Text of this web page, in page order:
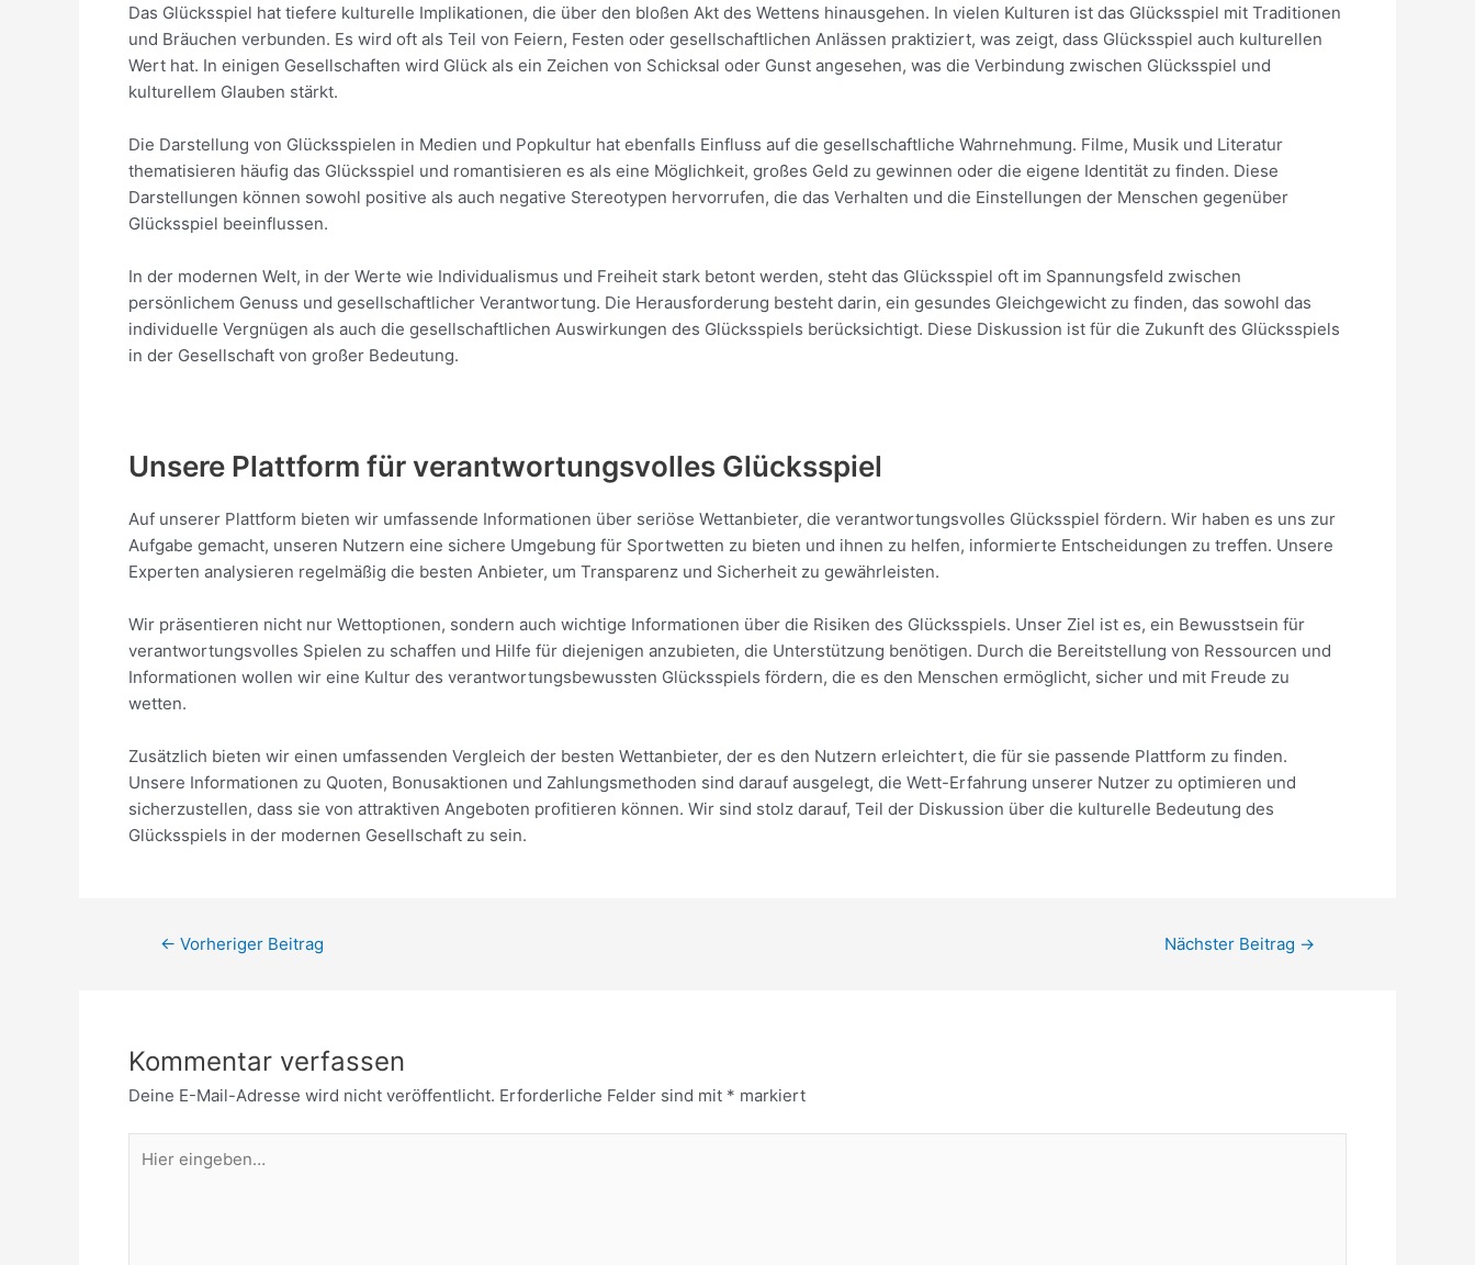
Das Glücksspiel hat tiefere kulturelle Implikationen, die über den bloßen Akt des Wettens hinausgehen. In vielen Kulturen ist das Glücksspiel mit Traditionen
und Bräuchen verbunden. Es wird oft als Teil von Feiern, Festen oder gesellschaftlichen Anlässen praktiziert, was zeigt, dass Glücksspiel auch kulturellen
Wert hat. In einigen Gesellschaften wird Glück als ein Zeichen von Schicksal oder Gunst angesehen, was die Verbindung zwischen Glücksspiel und
kulturellem Glauben stärkt.
Die Darstellung von Glücksspielen in Medien und Popkultur hat ebenfalls Einfluss auf die gesellschaftliche Wahrnehmung. Filme, Musik und Literatur
thematisieren häufig das Glücksspiel und romantisieren es als eine Möglichkeit, großes Geld zu gewinnen oder die eigene Identität zu finden. Diese
Darstellungen können sowohl positive als auch negative Stereotypen hervorrufen, die das Verhalten und die Einstellungen der Menschen gegenüber
Glücksspiel beeinflussen.
In der modernen Welt, in der Werte wie Individualismus und Freiheit stark betont werden, steht das Glücksspiel oft im Spannungsfeld zwischen
persönlichem Genuss und gesellschaftlicher Verantwortung. Die Herausforderung besteht darin, ein gesundes Gleichgewicht zu finden, das sowohl das
individuelle Vergnügen als auch die gesellschaftlichen Auswirkungen des Glücksspiels berücksichtigt. Diese Diskussion ist für die Zukunft des Glücksspiels
in der Gesellschaft von großer Bedeutung.
Unsere Plattform für verantwortungsvolles Glücksspiel
Auf unserer Plattform bieten wir umfassende Informationen über seriöse Wettanbieter, die verantwortungsvolles Glücksspiel fördern. Wir haben es uns zur
Aufgabe gemacht, unseren Nutzern eine sichere Umgebung für Sportwetten zu bieten und ihnen zu helfen, informierte Entscheidungen zu treffen. Unsere
Experten analysieren regelmäßig die besten Anbieter, um Transparenz und Sicherheit zu gewährleisten.
Wir präsentieren nicht nur Wettoptionen, sondern auch wichtige Informationen über die Risiken des Glücksspiels. Unser Ziel ist es, ein Bewusstsein für
verantwortungsvolles Spielen zu schaffen und Hilfe für diejenigen anzubieten, die Unterstützung benötigen. Durch die Bereitstellung von Ressourcen und
Informationen wollen wir eine Kultur des verantwortungsbewussten Glücksspiels fördern, die es den Menschen ermöglicht, sicher und mit Freude zu
wetten.
Zusätzlich bieten wir einen umfassenden Vergleich der besten Wettanbieter, der es den Nutzern erleichtert, die für sie passende Plattform zu finden.
Unsere Informationen zu Quoten, Bonusaktionen und Zahlungsmethoden sind darauf ausgelegt, die Wett-Erfahrung unserer Nutzer zu optimieren und
sicherzustellen, dass sie von attraktiven Angeboten profitieren können. Wir sind stolz darauf, Teil der Diskussion über die kulturelle Bedeutung des
Glücksspiels in der modernen Gesellschaft zu sein.
← Vorheriger Beitrag Nächster Beitrag →
Kommentar verfassen
Deine E-Mail-Adresse wird nicht veröffentlicht. Erforderliche Felder sind mit * markiert
eingeben…